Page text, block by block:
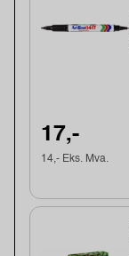
17,-
14,- Eks. Mva.